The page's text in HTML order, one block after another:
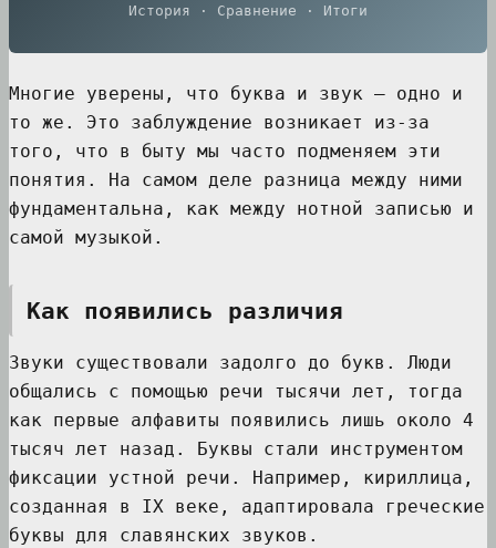
История · Сравнение · Итоги
Многие уверены, что буква и звук — одно и
то же. Это заблуждение возникает из-за
того, что в быту мы часто подменяем эти
понятия. На самом деле разница между ними
фундаментальна, как между нотной записью и
самой музыкой.
Как появились различия
Звуки существовали задолго до букв. Люди
общались с помощью речи тысячи лет, тогда
как первые алфавиты появились лишь около 4
тысяч лет назад. Буквы стали инструментом
фиксации устной речи. Например, кириллица,
созданная в IX веке, адаптировала греческие
буквы для славянских звуков.